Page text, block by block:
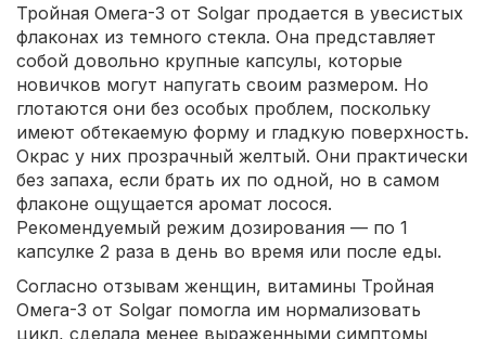
Тройная Омега-3 от Solgar продается в увесистых
флаконах из темного стекла. Она представляет
собой довольно крупные капсулы, которые
новичков могут напугать своим размером. Но
глотаются они без особых проблем, поскольку
имеют обтекаемую форму и гладкую поверхность.
Окрас у них прозрачный желтый. Они практически
без запаха, если брать их по одной, но в самом
флаконе ощущается аромат лосося.
Рекомендуемый режим дозирования — по 1
капсулке 2 раза в день во время или после еды.
Согласно отзывам женщин, витамины Тройная
Омега-3 от Solgar помогла им нормализовать
цикл, сделала менее выраженными симптомы